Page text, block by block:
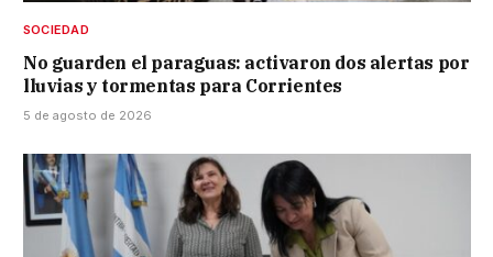
SOCIEDAD
No guarden el paraguas: activaron dos alertas por
lluvias y tormentas para Corrientes
5 de agosto de 2026